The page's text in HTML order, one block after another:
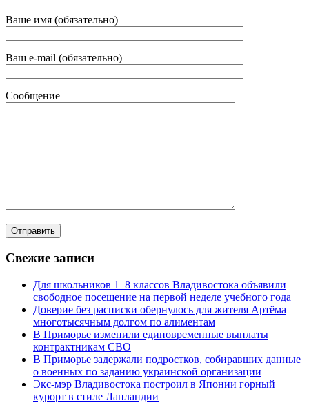
Ваше имя (обязательно)
Ваш e-mail (обязательно)
Сообщение
Свежие записи
Для школьников 1–8 классов Владивостока объявили
свободное посещение на первой неделе учебного года
Доверие без расписки обернулось для жителя Артёма
многотысячным долгом по алиментам
В Приморье изменили единовременные выплаты
контрактникам СВО
В Приморье задержали подростков, собиравших данные
о военных по заданию украинской организации
Экс-мэр Владивостока построил в Японии горный
курорт в стиле Лапландии